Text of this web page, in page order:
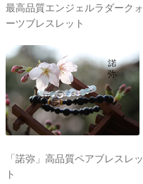
最高品質エンジェルラダークォ
ーツブレスレット
「諾弥」高品質ペアブレスレッ
ト